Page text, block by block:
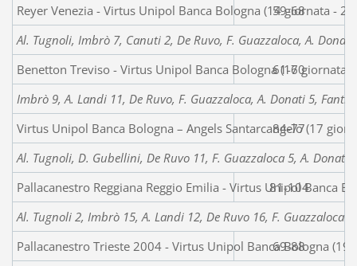
Reyer Venezia - Virtus Unipol Banca Bologna (14 giornata -
59-68
Al. Tugnoli, Imbrò 7, Canuti 2, De Ruvo, F. Guazzaloca, A.
Benetton Treviso - Virtus Unipol Banca Bologna (16 giornata
61-70
Imbrò 9, A. Landi 11, De Ruvo, F. Guazzaloca, A. Donati 5,
Virtus Unipol Banca Bologna – Angels Santarcangelo (17
84-77
Al. Tugnoli, D. Gubellini, De Ruvo 11, F. Guazzaloca 5, A.
Pallacanestro Reggiana Reggio Emilia - Virtus Unipol Banca
81-104
Al. Tugnoli 2, Imbrò 15, A. Landi 12, De Ruvo 16, F. Guazzaloca
Pallacanestro Trieste 2004 - Virtus Unipol Banca Bologna
69-88